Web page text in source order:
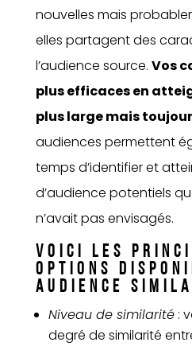
nouvelles mais
elles partagent des
l’audience source. Vos
plus efficaces en
plus large mais
audiences permettent
temps d’identifier et
d’audience potentiels
n’avait pas envisagés.
VOICI LES
OPTIONS
AUDIENCE
Niveau de similarité:
degré de similarité